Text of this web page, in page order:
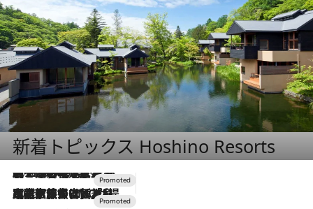
新着トピックス Hoshino Resorts
2026.8.7
【トンボの足水浴】ヒノキの香りに包まれて涼感マックス！約13℃の湧水かけ流しを避暑地「星野温泉 トンボの湯」で体験
2026.7.31
【ホテル帰省】という選択肢をOMOが提案。家族とほどよい距離を保つには「昼は実家、夜は気兼ねなくホテルで！」